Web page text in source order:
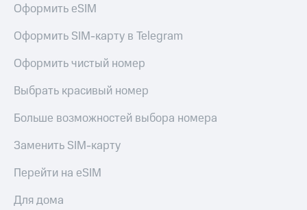
Оформить eSIM
Оформить SIM-карту в Telegram
Оформить чистый номер
Выбрать красивый номер
Больше возможностей выбора номера
Заменить SIM-карту
Перейти на eSIM
Для дома